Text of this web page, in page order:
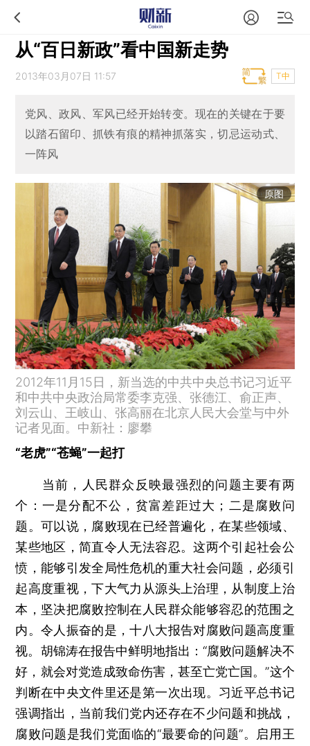
从“百日新政”看中国新走势
2013年03月07日 11:57 T中
党风、政风、军风已经开始转变。现在的关键在于要
以踏石留印、抓铁有痕的精神抓落实，切忌运动式、
一阵风
原图
2012年11月15日，新当选的中共中央总书记习近平
和中共中央政治局常委李克强、张德江、俞正声、
刘云山、王岐山、张高丽在北京人民大会堂与中外
记者见面。中新社：廖攀
“老虎”“苍蝇”一起打
当前，人民群众反映最强烈的问题主要有两
个：一是分配不公，贫富差距过大；二是腐败问
题。可以说，腐败现在已经普遍化，在某些领域、
某些地区，简直令人无法容忍。这两个引起社会公
愤，能够引发全局性危机的重大社会问题，必须引
起高度重视，下大气力从源头上治理，从制度上治
本，坚决把腐败控制在人民群众能够容忍的范围之
内。令人振奋的是，十八大报告对腐败问题高度重
视。胡锦涛在报告中鲜明地指出：“腐败问题解决不
好，就会对党造成致命伤害，甚至亡党亡国。”这个
判断在中央文件里还是第一次出现。习近平总书记
强调指出，当前我们党内还存在不少问题和挑战，
腐败问题是我们党面临的“最要命的问题”。启用王